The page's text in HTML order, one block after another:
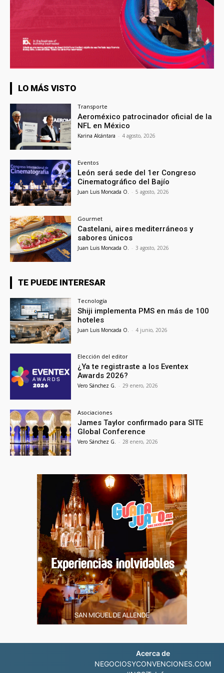
LO MÁS VISTO
Transporte
Aeroméxico patrocinador oficial de la
NFL en México
Karina Alcántara - 4 agosto, 2026
Eventos
León será sede del 1er Congreso
Cinematográfico del Bajío
Juan Luis Moncada O. - 5 agosto, 2026
Gourmet
Castelani, aires mediterráneos y
sabores únicos
Juan Luis Moncada O. - 3 agosto, 2026
TE PUEDE INTERESAR
Tecnología
Shiji implementa PMS en más de 100
hoteles
Juan Luis Moncada O. - 4 junio, 2026
Elección del editor
¿Ya te registraste a los Eventex
Awards 2026?
Vero Sánchez G. - 29 enero, 2026
Asociaciones
James Taylor confirmado para SITE
Global Conference
Vero Sánchez G. - 28 enero, 2026
Acerca de
NEGOCIOSYCONVENCIONES.COM